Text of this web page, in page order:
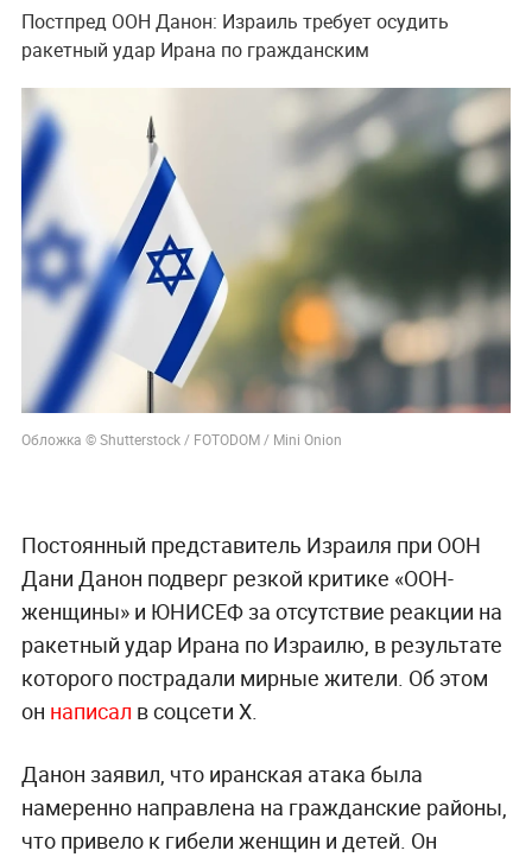
Постпред ООН Данон: Израиль требует осудить
ракетный удар Ирана по гражданским
Обложка © Shutterstock / FOTODOM / Mini Onion
Постоянный представитель Израиля при ООН
Дани Данон подверг резкой критике «ООН-
женщины» и ЮНИСЕФ за отсутствие реакции на
ракетный удар Ирана по Израилю, в результате
которого пострадали мирные жители. Об этом
он написал в соцсети Х.
Данон заявил, что иранская атака была
намеренно направлена на гражданские районы,
что привело к гибели женщин и детей. Он